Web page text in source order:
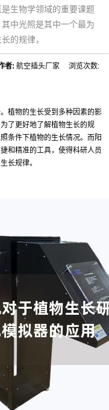
生物学领域的重要课题
中光照是其中一个最为
的规律，
者: 航空插头厂家 浏览次数:
植物的生长受到多种因素的影
了更好地了解植物生长的规
条件下植物的生长情况。而阳
和精准的工具，使得科研人员
长规律。